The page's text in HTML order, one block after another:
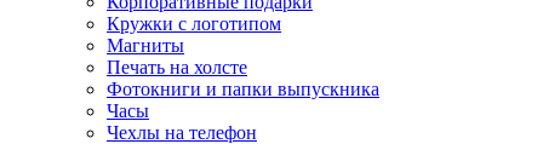
Кружки с логотипом
Магниты
Печать на холсте
Фотокниги и папки выпускника
Часы
Чехлы на телефон